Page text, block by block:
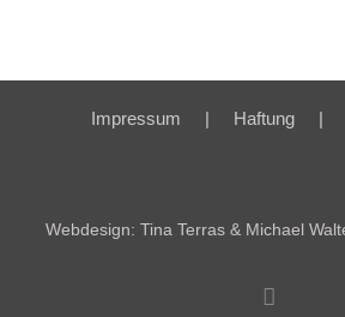
Impressum Haftung
Webdesign: Tina Terras & Michael